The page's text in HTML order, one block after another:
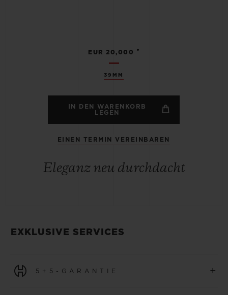
39MM
EUR 20,000 •
IN DEN WARENKORB
LEGEN
EINEN TERMIN VEREINBAREN
Eleganz neu durchdacht
EXKLUSIVE SERVICES
5+5-GARANTIE +